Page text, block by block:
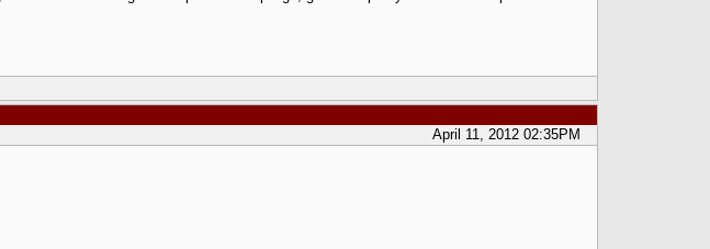
April 11, 2012 02:35PM